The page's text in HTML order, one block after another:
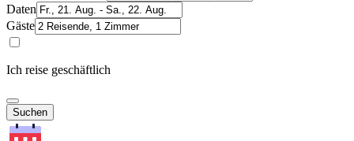
Daten
Gäste
Ich reise geschäftlich
Suchen